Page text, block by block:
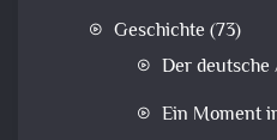
Geschichte (73)
Der deutsche
Ein Moment